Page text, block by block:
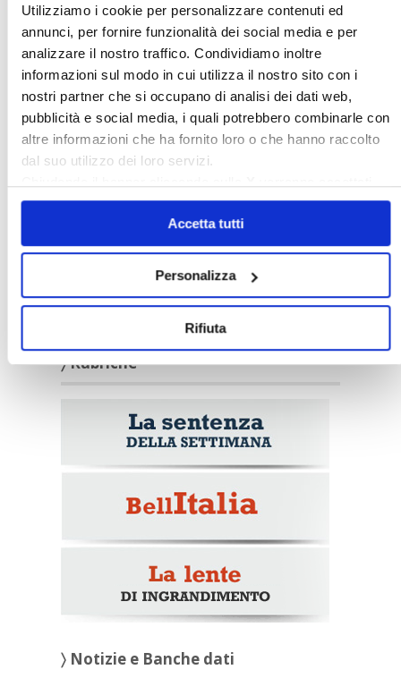
Utilizziamo i cookie per personalizzare contenuti ed
annunci, per fornire funzionalità dei social media e per
analizzare il nostro traffico. Condividiamo inoltre
informazioni sul modo in cui utilizza il nostro sito con i
nostri partner che si occupano di analisi dei dati web,
pubblicità e social media, i quali potrebbero combinarle con
altre informazioni che ha fornito loro o che hanno raccolto
dal suo utilizzo dei loro servizi.
solo i cookie necessari.
Accetta tutti
Personalizza
Rifiuta
Confedilizia notizie – Luglio 2026
〉 Italia Oggi – Pagina Confedilizia
Italia Oggi – Luglio 2026
〉 Rubriche
〉 Notizie e Banche dati